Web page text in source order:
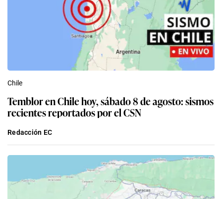
Chile
Temblor en Chile hoy, sábado 8 de agosto: sismos
recientes reportados por el CSN
Redacción EC